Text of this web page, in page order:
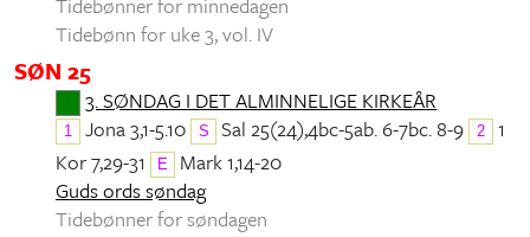
Tidebønn for uke 3, vol. IV
SØN 25
3. SØNDAG I DET ALMINNELIGE KIRKEÅR
1 Jona 3,1-5.10 S Sal 25(24),4bc-5ab. 6-7bc. 8-9 2
1
Kor 7,29-31
E
Mark 1,14-20
Guds ords søndag
Tidebønner for søndagen